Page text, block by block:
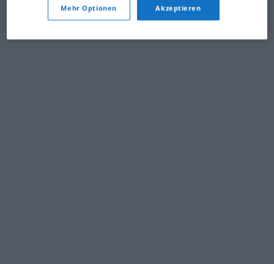
Mehr Optionen Akzeptieren